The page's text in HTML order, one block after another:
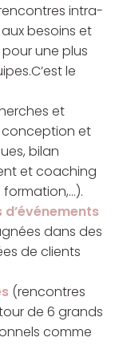
intra-
besoins et
une plus
le
et
conception et
bilan
et coaching
dans des
de clients
(rencontres
de 6 grands
comme